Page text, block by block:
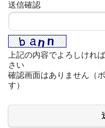
送信確認
上記の内容でよろしけれ
さい
確認画面はありません（
す）